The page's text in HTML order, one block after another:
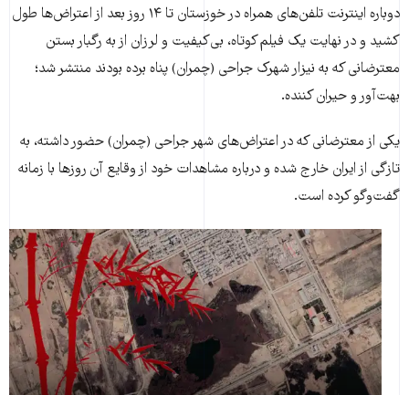
دوباره اینترنت تلفن‌های همراه در خوزستان تا ۱۴ روز بعد از اعتراض‌ها طول
کشید و در نهایت یک فیلم کوتاه، بی‌کیفیت و لرزان از به رگبار بستن
معترضانی که به نیزار شهرک جراحی (چمران) پناه برده بودند منتشر شد؛
بهت‌آور و حیران کننده.
یکی از معترضانی که در اعتراض‌های شهر جراحی (چمران) حضور داشته، به
تازگی از ایران خارج شده و درباره مشاهدات خود از وقایع آن روزها با زمانه
گفت‌وگو کرده است.